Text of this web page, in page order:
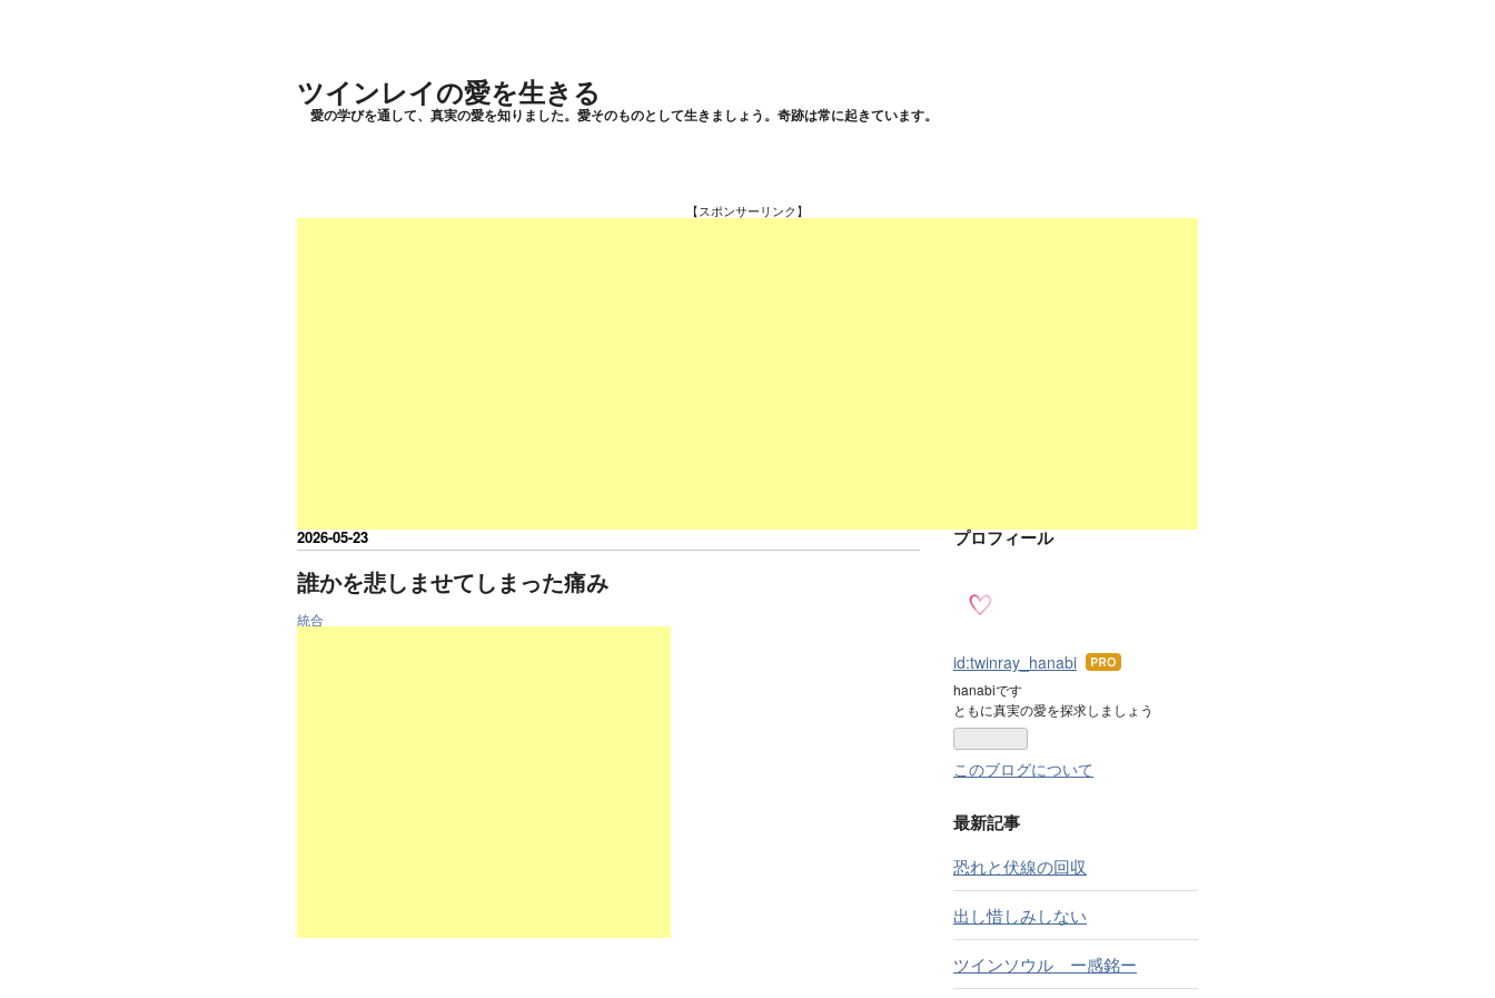
ツインレイの愛を生きる
愛の学びを通して、真実の愛を知りました。愛そのものとして生きましょう。奇跡は常に起きています。
【スポンサーリンク】
2026-05-23
誰かを悲しませてしまった痛み
統合
プロフィール
id:twinray_hanabi はて
ログ
hanabiです
ともに真実の愛を探求しましょう
このブログについて
最新記事
恐れと伏線の回収
出し惜しみしない
ツインソウル ー感銘ー